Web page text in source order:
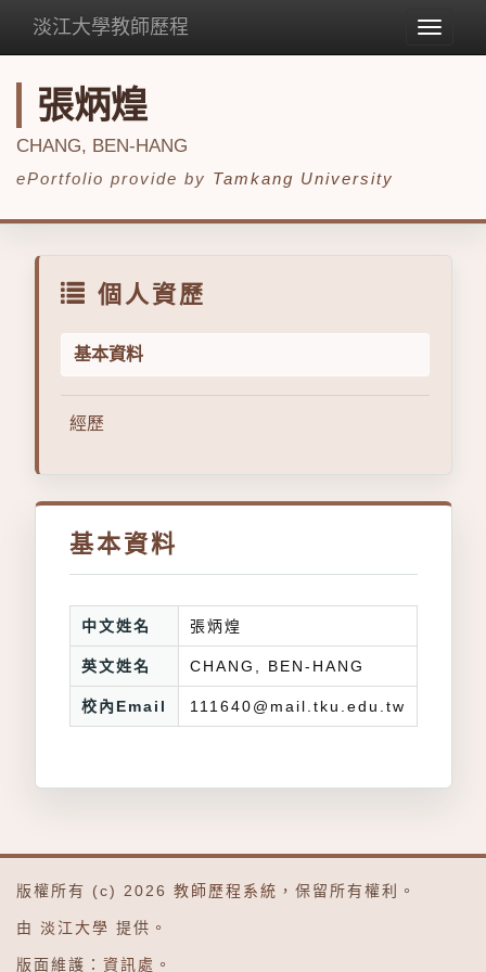
Toggle
淡江大學教師歷程
張炳煌
CHANG, BEN-HANG
ePortfolio provide by Tamkang University
個人資歷
基本資料
經歷
基本資料
中文姓名 張炳煌
英文姓名 CHANG, BEN-HANG
校內Email 111640@mail.tku.edu.tw
版權所有 (c) 2026 教師歷程系統 ，保留所有權利。
由 淡江大學 提供。
版面維護： 資訊處 。